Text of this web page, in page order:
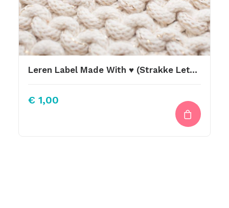
Leren Label Made With ♥ (Strakke Letter)
€ 1,00